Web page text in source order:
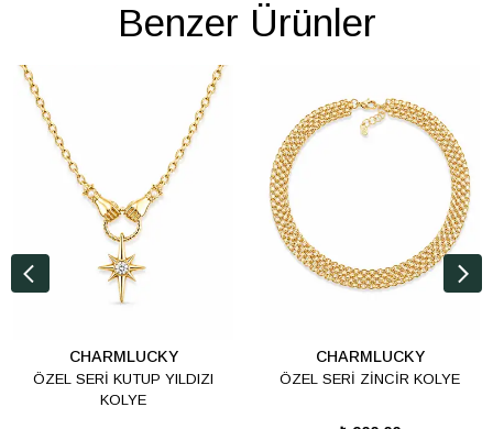
Benzer Ürünler
CHARMLUCKY
ÖZEL SERİ KUTUP YILDIZI
KOLYE
CHARMLUCKY
ÖZEL SERİ ZİNCİR KOLYE